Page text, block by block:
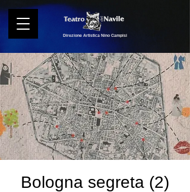
Direzione Artistica Nino Campisi
Bologna segreta (2)